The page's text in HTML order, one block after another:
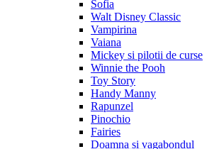
Sofia
Walt Disney Classic
Vampirina
Vaiana
Mickey si pilotii de curse
Winnie the Pooh
Toy Story
Handy Manny
Rapunzel
Pinochio
Fairies
Doamna si vagabondul